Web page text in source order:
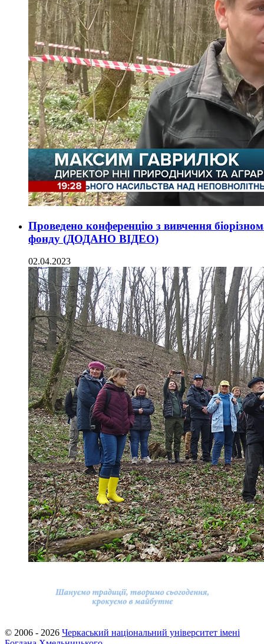
Проведено конференцію з вивчення
фонду (ДОДАНО ВІДЕО)
02.04.2023
© 2006 - 2026 Черкаський національний університет імені